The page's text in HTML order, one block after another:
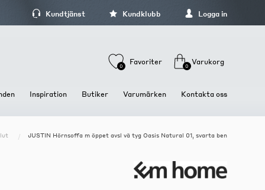
Kundtjänst Kundklubb Logga in
Favoriter
0 Varukorg
0
Stolar och Sittmöbler Förvaring och hyllor
Kläd och hallförvaring
Dukning och Servering
Inspiration Butiker Varumärken Kontakta oss
JUSTIN Hörnsoffa m öppet avsl vä tyg Oasis Natural 01, svarta ben